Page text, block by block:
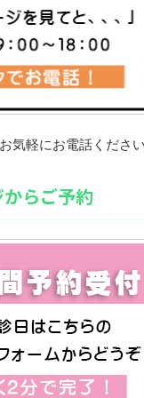
気軽にお電話くださ
らご予約